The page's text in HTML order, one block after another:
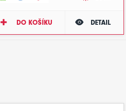
DO KOŠÍKU DETAIL